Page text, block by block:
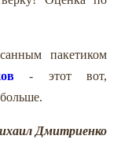
пакетиком
- этот вот,
Дмитриенко